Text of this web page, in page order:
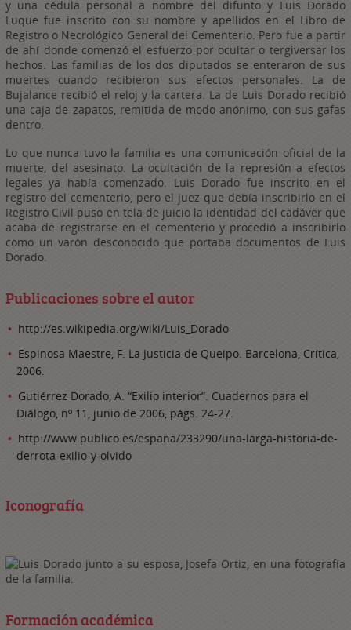
y una cédula personal a nombre del difunto y Luis Dorado
Luque fue inscrito con su nombre y apellidos en el Libro de
Registro o Necrológico General del Cementerio. Pero fue a partir
de ahí donde comenzó el esfuerzo por ocultar o tergiversar los
hechos. Las familias de los dos diputados se enteraron de sus
muertes cuando recibieron sus efectos personales. La de
Bujalance recibió el reloj y la cartera. La de Luis Dorado recibió
una caja de zapatos, remitida de modo anónimo, con sus gafas
dentro.
Lo que nunca tuvo la familia es una comunicación oficial de la
muerte, del asesinato. La ocultación de la represión a efectos
legales ya había comenzado. Luis Dorado fue inscrito en el
registro del cementerio, pero el juez que debía inscribirlo en el
Registro Civil puso en tela de juicio la identidad del cadáver que
acaba de registrarse en el cementerio y procedió a inscribirlo
como un varón desconocido que portaba documentos de Luis
Dorado.
Publicaciones sobre el autor
http://es.wikipedia.org/wiki/Luis_Dorado
Espinosa Maestre, F. La Justicia de Queipo. Barcelona, Crítica,
2006.
Gutiérrez Dorado, A. “Exilio interior”. Cuadernos para el
Diálogo, nº 11, junio de 2006, págs. 24-27.
http://www.publico.es/espana/233290/una-larga-historia-de-
derrota-exilio-y-olvido
Iconografía
Formación académica